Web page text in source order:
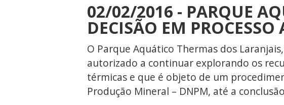
02/02/2016 - PARQUE
DECISÃO EM
O Parque Aquático Thermas dos
autorizado a continuar explorando os
térmicas e que é objeto de um
Produção Mineral – DNPM, até a